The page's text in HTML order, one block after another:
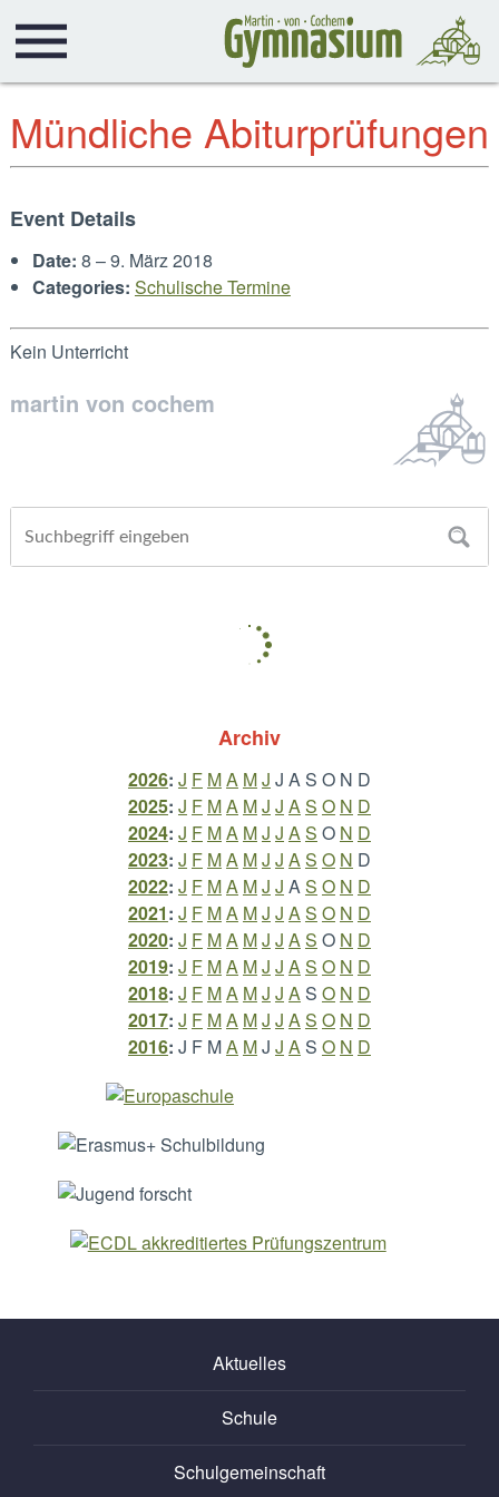
Mündliche Abiturprüfungen
Event Details
Date: 8 –9. März 2018
Categories: Schulische Termine
Kein Unterricht
martin von cochem
Archiv
2026: J F MA MJ J AS O N D
2025: J F MA MJ J AS O N D
2024: J F MA MJ J AS O N D
2023: J F MA MJ J AS O N D
2022: J F MA MJ J AS O N D
2021: J F MA MJ J AS O N D
2020: J F MA MJ J AS O N D
2019: J F MA MJ J AS O N D
2018: J F MA MJ J AS O N D
2017: J F MA MJ J AS O N D
2016: J F MA MJ J AS O N D
Aktuelles
Schule
Schulgemeinschaft